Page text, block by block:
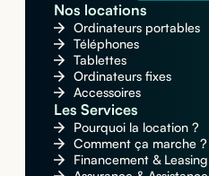
Nos locations
Ordinateurs portables
Téléphones
Tablettes
Ordinateurs fixes
Accessoires
Les Services
Pourquoi la location ?
Comment ça marche ?
Financement & Leasing